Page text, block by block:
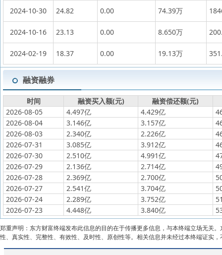
2024-10-30
24.82 0.00 74.39万
2024-10-16 23.13 0.00 8.650万
2024-02-19 18.37 0.00 19.13万
融资融券
时间 融资买入额(元)
融资偿还额(元)
2026-08-05
4.497亿 4.429亿
2026-08-04
3.146亿 3.157亿
2026-08-03
2.340亿 2.226亿
2026-07-31
3.085亿 3.912亿
2026-07-30
2.510亿 4.991亿
2026-07-29
2.136亿 2.714亿
2026-07-28
2.369亿 2.700亿
2026-07-27
2.541亿 3.704亿
2026-07-24
2.289亿 3.752亿
2026-07-23
4.448亿 3.840亿
郑重声明：东方财富终端发布此信息的目的在于传播更多信息，与本终端立场无关
性、真实性、完整性、有效性、及时性、原创性等。相关信息并未经过本终端证实